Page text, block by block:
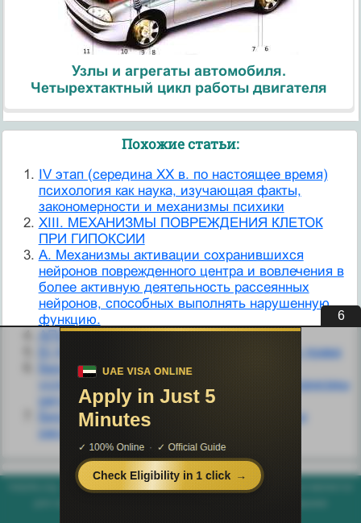
Узлы и агрегаты автомобиля.
Четырехтактный цикл работы двигателя
Похожие статьи:
IV этап (середина XX в. по настоящее время)
психология как наука, изучающая факты,
закономерности и механизмы психики
XIII. МЕХАНИЗМЫ ПОВРЕЖДЕНИЯ КЛЕТОК
ПРИ ГИПОКСИИ
А. Механизмы активации сохранившихся
нейронов поврежден­ного центра и вовлечения в
более активную деятельность рассеян­ных
нейронов, способных выполнять нарушенную
функцию.
АПОПТОЗ. МЕХАНИЗМЫ АПОПТОЗА
Б) Юридические механизмы реализации права
Безусловнорефлекторные,
условнорефлекторные, гуморальные механизмы
регуляции половых функций.
Биохимические механизмы сокращения и
расслабления мышц
helpiks.org - Хелпикс.Орг - 2014-2026 год. Материал сайта представляется
5